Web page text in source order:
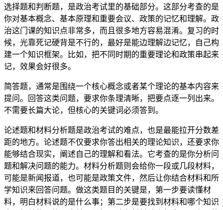
选择题和判断题，是政治考试里的基础部分。这部分考查的是
你对基本概念、基本原理和重要会议、政策的记忆和理解。政
治这门课的知识点非常多，而且很多地方容易混淆。复习的时
候，光靠死记硬背是不行的，最好是能边理解边记忆，自己构
建一个知识框架。比如，把不同时期的重要理论和政策串起来
记，效果会好很多。
简答题，通常是围绕一个核心概念或者某个理论的基本内容来
提问。回答这类问题，要求你条理清晰，把要点逐一列出来。
不需要长篇大论，但核心的关键词必须答到。
论述题和材料分析题是政治考试的难点，也是最能拉开分数差
距的地方。论述题不仅要求你答出相关的理论知识，还要求你
能够结合现实，阐述自己的理解和看法。它考查的是你分析问
题和解决问题的能力。材料分析题则会给你一段或几段材料，
可能是新闻报道，也可能是政策文件，然后让你结合材料和所
学知识来回答问题。做这类题目的关键是，第一步要读懂材
料，明白材料说的是什么事；第二步是要找到材料和哪个知识